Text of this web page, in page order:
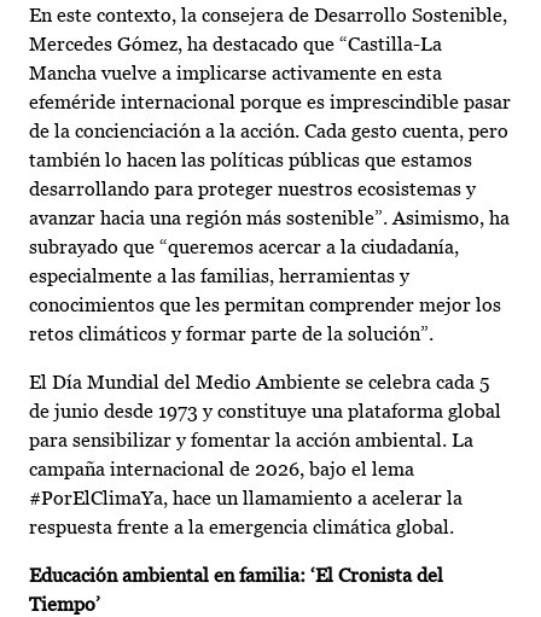
En este contexto, la consejera de Desarrollo Sostenible,
Mercedes Gómez, ha destacado que “Castilla-La
Mancha vuelve a implicarse activamente en esta
efeméride internacional porque es imprescindible pasar
de la concienciación a la acción. Cada gesto cuenta, pero
también lo hacen las políticas públicas que estamos
desarrollando para proteger nuestros ecosistemas y
avanzar hacia una región más sostenible”. Asimismo, ha
subrayado que “queremos acercar a la ciudadanía,
especialmente a las familias, herramientas y
conocimientos que les permitan comprender mejor los
retos climáticos y formar parte de la solución”.
El Día Mundial del Medio Ambiente se celebra cada 5
de junio desde 1973 y constituye una plataforma global
para sensibilizar y fomentar la acción ambiental. La
campaña internacional de 2026, bajo el lema
#PorElClimaYa, hace un llamamiento a acelerar la
respuesta frente a la emergencia climática global.
Educación ambiental en familia: ‘El Cronista del
Tiempo’